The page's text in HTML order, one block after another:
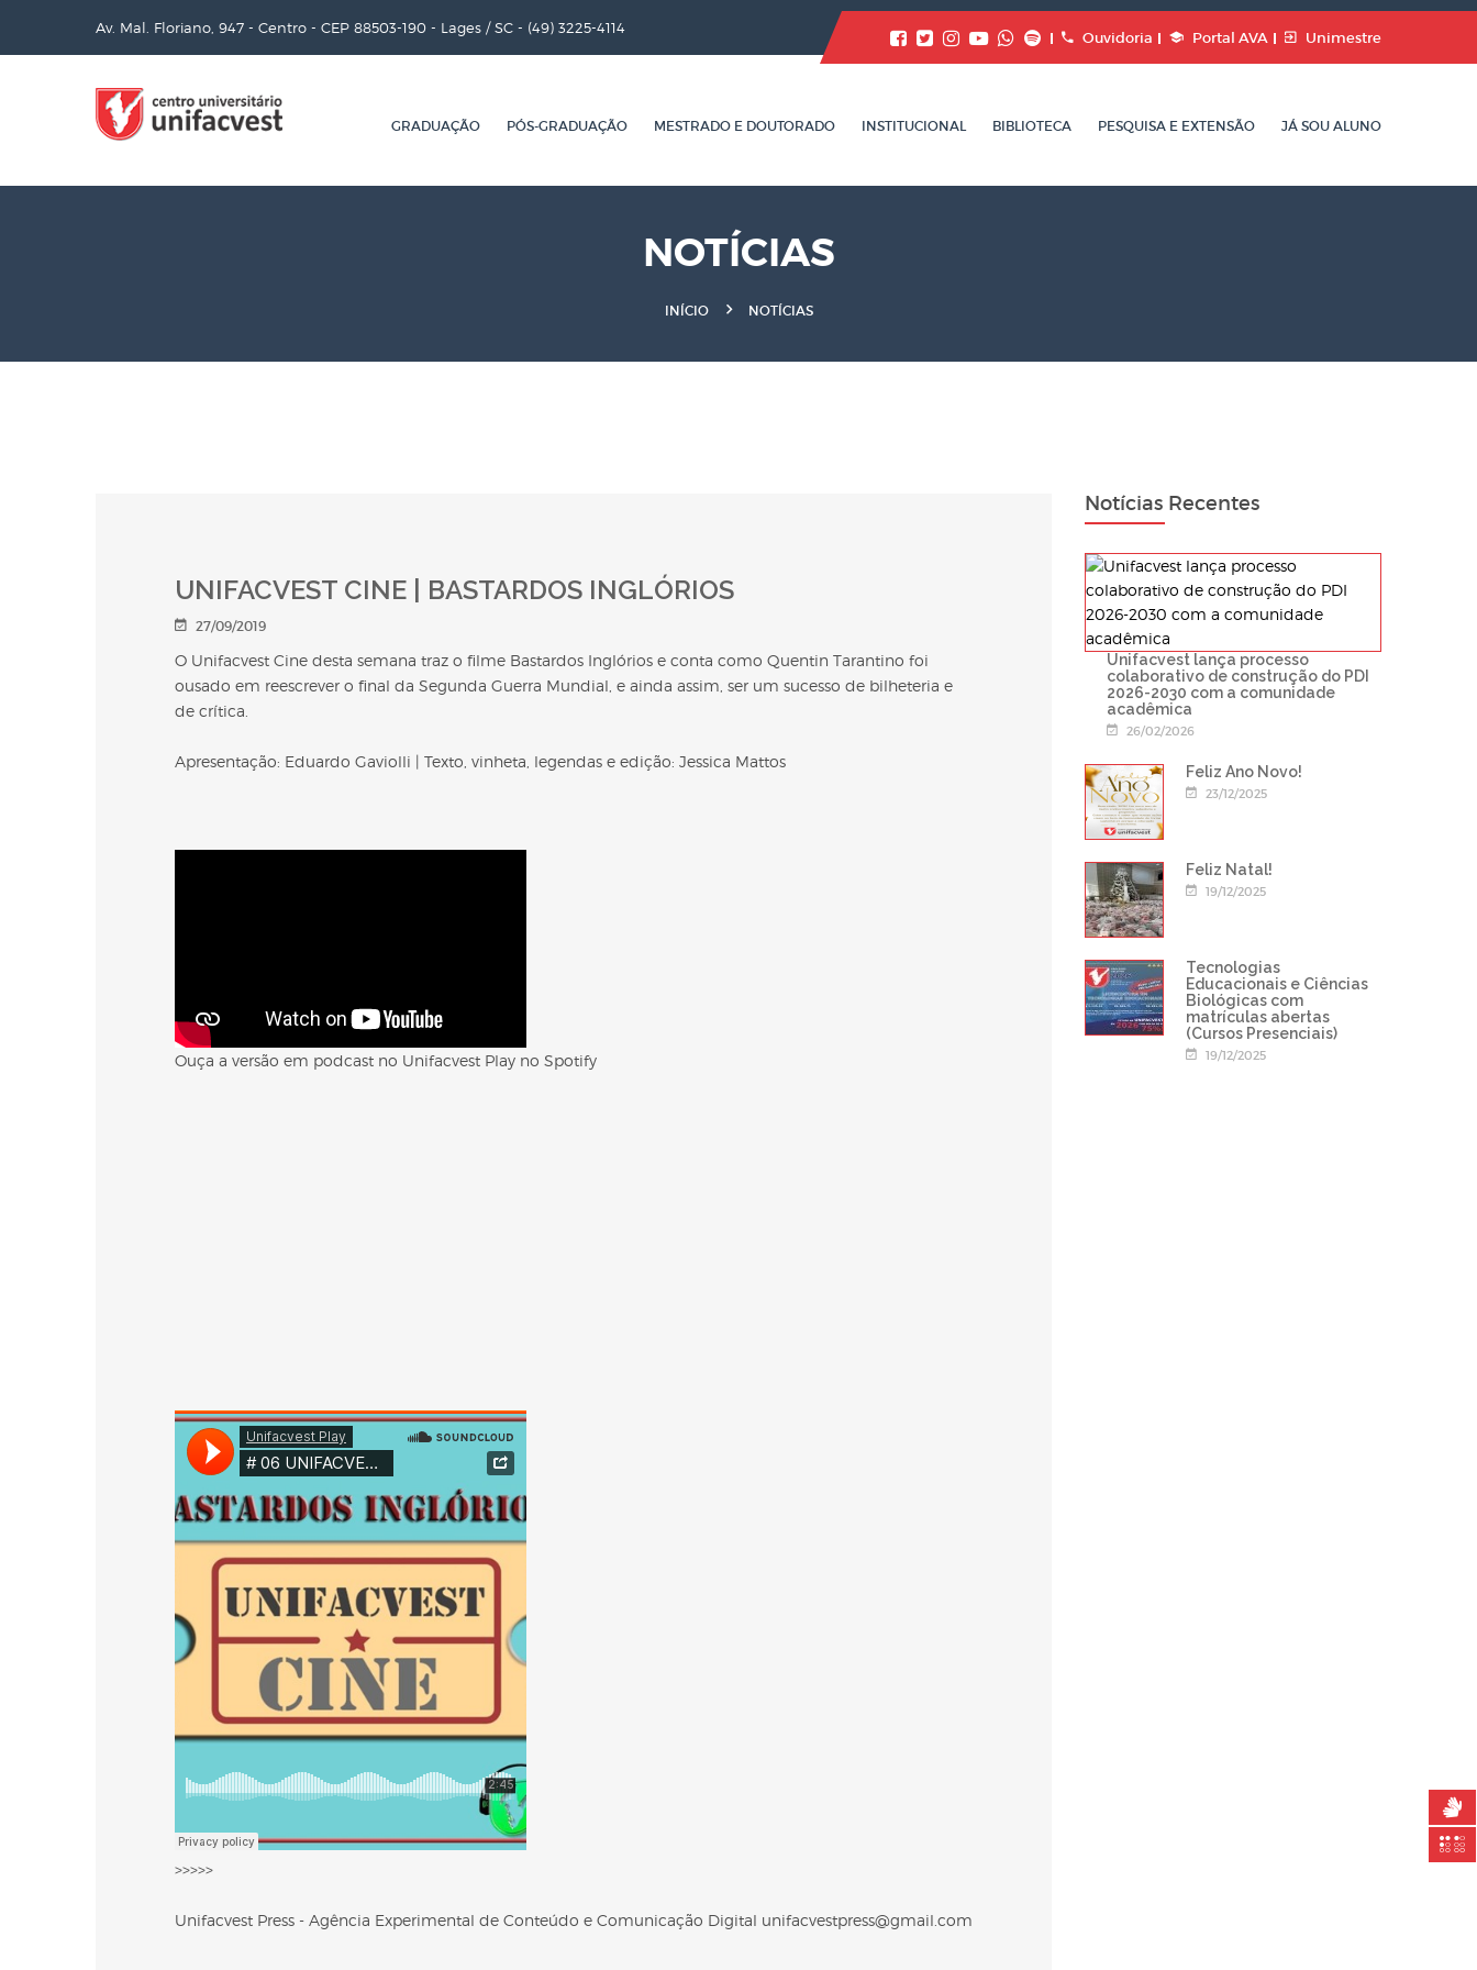
Av. Mal. Floriano, 947 - Centro - CEP 88503-190 - Lages / SC - (49) 3225-4114
Ouvidoria Portal AVA Unimestre
GRADUAÇÃO PÓS-GRADUAÇÃO MESTRADO E DOUTORADO INSTITUCIONAL BIBLIOTECA PESQUISA E EXTENSÃO JÁ SOU ALUNO
NOTÍCIAS
INÍCIO NOTÍCIAS
UNIFACVEST CINE | BASTARDOS INGLÓRIOS
27/09/2019
O Unifacvest Cine desta semana traz o filme Bastardos Inglórios e conta como Quentin Tarantino foi
ousado em reescrever o final da Segunda Guerra Mundial, e ainda assim, ser um sucesso de bilheteria e
de crítica.
Apresentação: Eduardo Gaviolli | Texto, vinheta, legendas e edição: Jessica Mattos
Ouça a versão em podcast no Unifacvest Play no Spotify
>>>>>
Unifacvest Press - Agência Experimental de Conteúdo e Comunicação Digital unifacvestpress@gmail.com
Notícias Recentes
Unifacvest lança processo
colaborativo de construção do PDI
2026-2030 com a comunidade
acadêmica
26/02/2026
Feliz Ano Novo!
23/12/2025
Feliz Natal!
19/12/2025
Tecnologias
Educacionais e Ciências
Biológicas com
matrículas abertas
(Cursos Presenciais)
19/12/2025